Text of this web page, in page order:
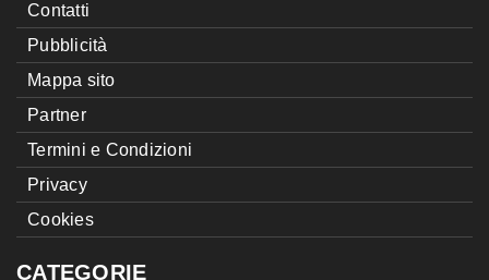
Contatti
Pubblicità
Mappa sito
Partner
Termini e Condizioni
Privacy
Cookies
CATEGORIE